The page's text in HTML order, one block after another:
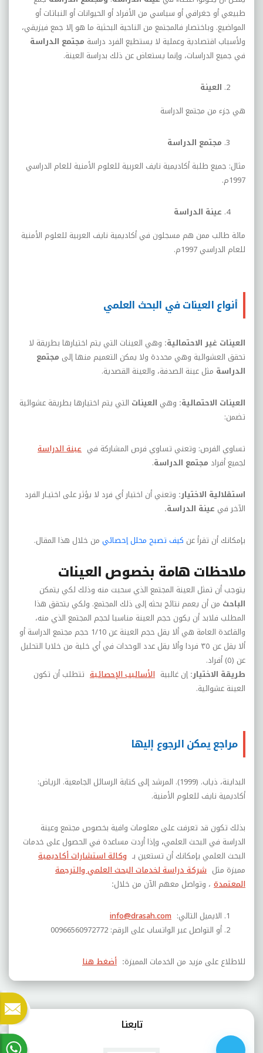
طبيعي أو جغرافي أو سياسي من الأفراد أو الحيوانات أو النباتات أو
المواضيع. وباختصار فالمجتمع من الناحية البحثية ما هو إلا جمع فيزيقي،
ولأسباب اقتصادية وعملية لا يستطيع الفرد دراسة مجتمع الدراسة
في جميع الدراسات، وإنما يستعاض عن ذلك بدراسة العينة.
العينة
هي جزء من مجتمع الدراسة
مجتمع الدراسة
مثال: جميع طلبة أكاديمية نايف العربية للعلوم الأمنية للعام الدراسي
1997م.
عينة الدراسة
مائة طالب ممن هم مسجلون في أكاديمية نايف العربية للعلوم الأمنية
للعام الدراسي 1997م.
أنواع العينات في البحث العلمي
العينات غير الاحتمالية: وهي العينات التي يتم اختيارها بطريقة لا
تحقق العشوائية وهي محددة ولا يمكن التعميم منها إلى مجتمع
الدراسة مثل عينة الصدفة، والعينة القصدية.
العينات الاحتمالية: وهي العينات التي يتم اختيارها بطريقة عشوائية
تضمن:
تساوي الفرص: وتعني تساوي فرص المشاركة في عينة الدراسة
لجميع أفراد مجتمع الدراسة.
استقلالية الاختيار: وتعني أن اختيار أي فرد لا يؤثر على اختيـار الفرد
الآخر في عينة الدراسة.
بإمكانك أن تقرأ عن كيف تصبح محلل إحصائي من خلال هذا المقال.
ملاحظات هامة بخصوص العينات
يتوجب أن تمثل العينة المجتمع الذي سحبت منه وذلك لكي يتمكن
الباحث من أن يعمم نتائج بحثه إلى ذلك المجتمع. ولكي يتحقق هذا
المطلب فلابد أن يكون حجم العينة مناسبا لحجم المجتمع الذي منه،
والقاعدة العامة هي ألا يقل حجم العينة عن 1/10 حجم مجتمع الدراسة أو
ألا يقل عن ٣٥ فردا وألا يقل عدد الوحدات في أي خلية من خلايا التحليل
عن (٥) أفراد.
طريقة الاختيار: إن غالبية الأساليب الإحصائية تتطلب أن تكون
العينة عشوائية.
مراجع يمكن الرجوع إليها
البداينة، ذياب. (1999). المرشد إلى كتابة الرسائل الجامعية. الرياض:
أكاديمية نايف للعلوم الأمنية.
بذلك تكون قد تعرفت على معلومات وافية بخصوص مجتمع وعينة
الدراسة في البحث العلمي، وإذا أردت مساعدة في الحصول على خدمات
البحث العلمي بإمكانك أن تستعين بـ وكالة استشارات أكاديمية
مميزة مثل شركة دراسة لخدمات البحث العلمي والترجمة
المعتمدة ، وتواصل معهم الآن من خلال:
الايميل التالي:
info@drasah.com
أو التواصل عبر الواتساب على الرقم:
00966560972772
للاطلاع على مزيد من الخدمات المميزة: أضغط هنا
تابعنـا
موافقة على استخدام ملفات الارتباط
لتحسين تجربتك أثناء التصفح، ولمساعدتنا في